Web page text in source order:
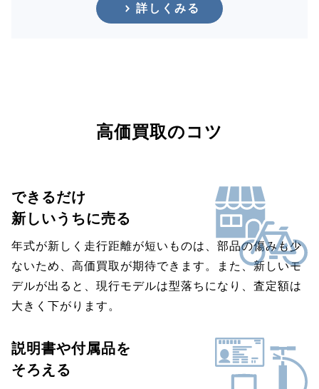
詳しくみる
高価買取のコツ
できるだけ
新しいうちに売る
年式が新しく走行距離が短いものは、部品の傷みも少
ないため、高価買取が期待できます。また、新しいモ
デルが出ると、現行モデルは型落ちになり、査定額は
大きく下がります。
説明書や付属品を
そろえる